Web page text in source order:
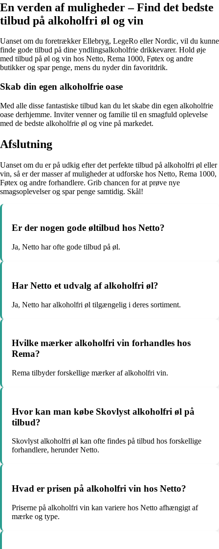
En verden af muligheder – Find det bedste
tilbud på alkoholfri øl og vin
Uanset om du foretrækker Ellebryg, LegeRo eller Nordic, vil du kunne
finde gode tilbud på dine yndlingsalkoholfrie drikkevarer. Hold øje
med tilbud på øl og vin hos Netto, Rema 1000, Føtex og andre
butikker og spar penge, mens du nyder din favoritdrik.
Skab din egen alkoholfrie oase
Med alle disse fantastiske tilbud kan du let skabe din egen alkoholfrie
oase derhjemme. Inviter venner og familie til en smagfuld oplevelse
med de bedste alkoholfrie øl og vine på markedet.
Afslutning
Uanset om du er på udkig efter det perfekte tilbud på alkoholfri øl eller
vin, så er der masser af muligheder at udforske hos Netto, Rema 1000,
Føtex og andre forhandlere. Grib chancen for at prøve nye
smagsoplevelser og spar penge samtidig. Skål!
Er der nogen gode øltilbud hos Netto?
Ja, Netto har ofte gode tilbud på øl.
Har Netto et udvalg af alkoholfri øl?
Ja, Netto har alkoholfri øl tilgængelig i deres sortiment.
Hvilke mærker alkoholfri vin forhandles hos
Rema?
Rema tilbyder forskellige mærker af alkoholfri vin.
Hvor kan man købe Skovlyst alkoholfri øl på
tilbud?
Skovlyst alkoholfri øl kan ofte findes på tilbud hos forskellige
forhandlere, herunder Netto.
Hvad er prisen på alkoholfri vin hos Netto?
Priserne på alkoholfri vin kan variere hos Netto afhængigt af
mærke og type.